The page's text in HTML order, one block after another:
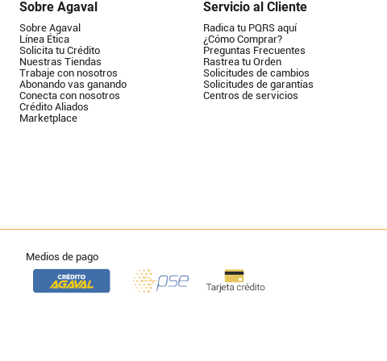
Sobre Agaval
Sobre Agaval
Línea Ética
Solicita tu Crédito
Nuestras Tiendas
Trabaje con nosotros
Abonando vas ganando
Conecta con nosotros
Crédito Aliados
Marketplace
Servicio al Cliente
Radica tu PQRS aquí
¿Cómo Comprar?
Preguntas Frecuentes
Rastrea tu Orden
Solicitudes de cambios
Solicitudes de garantías
Centros de servicios
Medios de pago